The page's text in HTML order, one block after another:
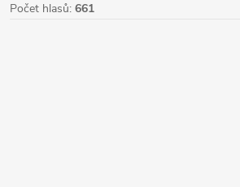
Počet hlasů: 661